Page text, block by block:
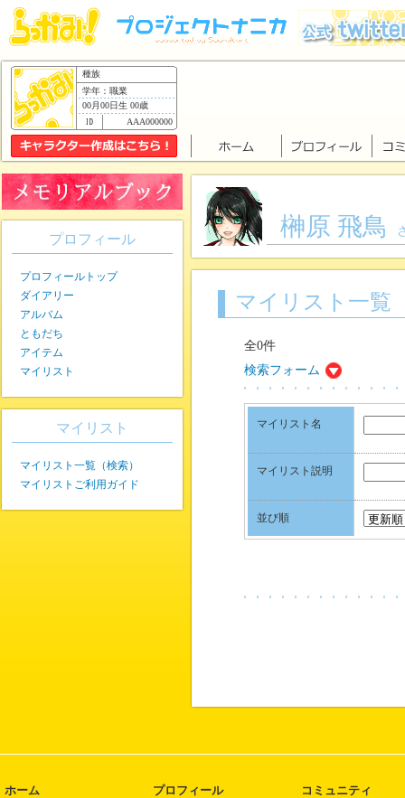
種族
学年：職業
00月00日生 00歳
AAA000000
榊原 飛鳥
マイリスト一覧
全0件
検索フォーム
マイリスト名
マイリスト説明
並び順
プロフィール
プロフィールトップ
ダイアリー
アルバム
ともだち
アイテム
マイリスト
マイリスト
マイリスト一覧（検索）
マイリストご利用ガイド
ホーム プロフィール コミュニティ